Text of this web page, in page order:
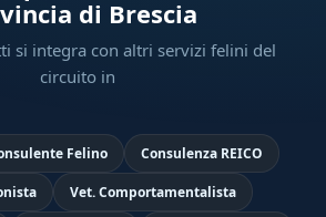
di Brescia
si integra con altri servizi felini del
circuito in
Felino Consulenza REICO
Vet. Comportamentalista